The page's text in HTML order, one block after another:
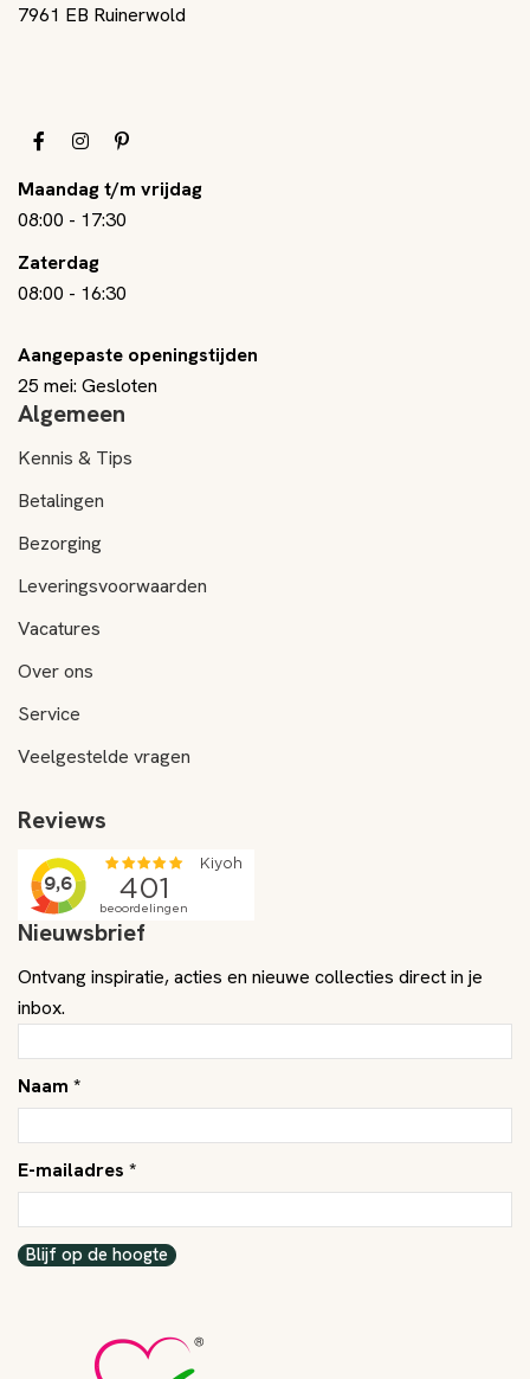
7961 EB Ruinerwold
Maandag t/m vrijdag
08:00 - 17:30
Zaterdag
08:00 - 16:30
Aangepaste openingstijden
25 mei: Gesloten
Algemeen
Kennis & Tips
Betalingen
Bezorging
Leveringsvoorwaarden
Vacatures
Over ons
Service
Veelgestelde vragen
Reviews
Nieuwsbrief
Ontvang inspiratie, acties en nieuwe collecties direct in je
inbox.
Naam *
E-mailadres *
Blijf op de hoogte